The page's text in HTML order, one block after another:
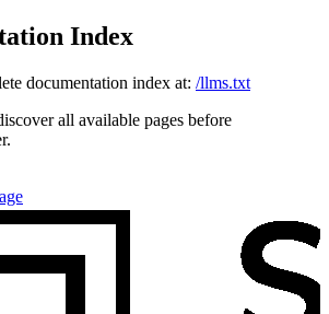
Index
documentation index at: /llms.txt
all available pages before